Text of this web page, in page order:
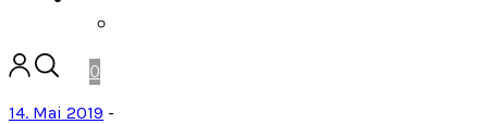
0
14. Mai 2019 -